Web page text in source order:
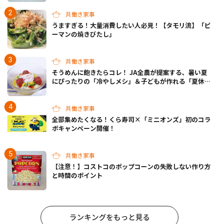
共働き家事
うますぎる！大量消費したい人必見！【タモリ流】「ピ
ーマンの焼きびたし」
共働き家事
そうめんに飽きたらコレ！ JA全農が提案する、暑い夏
にぴったりの「冷やしメシ」＆子どもが作れる「夏休み
共働き家事
全部集めたくなる！くら寿司×「ミニオンズ」初のコラ
ボキャンペーン開催！
共働き家事
【注意！】コストコのポップコーンの失敗しない作り方
と時間のポイント
ランキングをもっと見る